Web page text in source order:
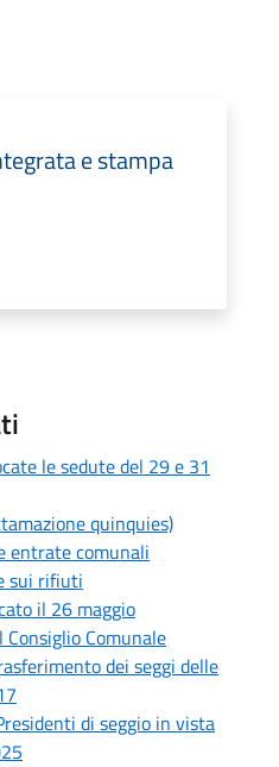
e stampa
le sedute del 29 e 31
quinquies)
entrate comunali
sui rifiuti
il 26 maggio
Comunale
dei seggi delle
di seggio in vista